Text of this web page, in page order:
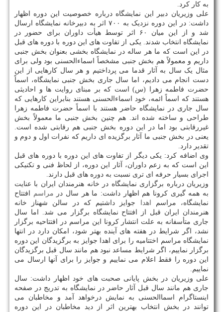
به کار کرد.
علی وزیریان دبیر این نمایشگاه درباره خصوصیت این دوره اظهار
داشت: در این دوره نزدیک به ۷۰۰ اثر به دبیرخانه نمایشگاه ارسال
شد و از این میان ۶۰ اثر توسط هیأت داوران برای حضور در
نمایشگاه انتخاب شدند. یکی از تفاوت های این دوره با دوره های قبل
در این است که ما هر ساله در نمایشگاه بخشی بعنوان بخش جنبی
داریم و معمولاً هم بخش جنبی مشخصاً اسماءالحسنی بود ولی برای
مثال یک سال به آثار قدما می پرداختیم و هر سال کارهایی از این
دست انجام می دادیم، اما سال جاری بخش جنبی نمایشگاه، اسماً
حضرت فاطمه زهرا (س) است که بر مبنای روایت ها و احادیثی
هستند که اسماً ائمه، خود اسماءالحسنی هستند بنابراین کارهایی که
سال جاری در نمایشگاه حاضر هستند با اسماً حضرت فاطمه زهرا
طراحی و ساخته شده اند. هم چنین بخش جنبی ما معمولاً بخش
غیررقابتی بود اما در این دوره بخش جنبی هم رقابتی شده است.
یعنی در بخش جنبی ما آثار برگزیده ای داریم که نفرات اول و دوم و
تقدیر دارد.
وی اضافه کرد: یکی دیگر از تفاوت های این دوره با دوره های قبل
این است که به زعم داوران، آثار این دوره، از لحاظ فنی و تکنیکی
اجرای بسیار حرفه ای تری نسبت به دوره های قبل دارند.
وزیریان درباره برگزاری نمایشگاه در خانه هنرمندان ایران با عنایت
به همه گیری کرونا هم اظهار داشت: ما هر سال در مراسم افتتاح
نمایشگاه، مراسم
اهدا
جوایز داشتیم که در سالن شهناز خانه
هنرمندان ایران قبل از افتتاح نمایشگاه برگزار می شد. اما سال
جاری متأسفانه به علت انتشار کرونا این مراسم در افتتاحیه برگزار
نشد، اگر شرایط در هفته های آینده بهتر شود، امکان دارد در انتها
نمایشگاه مراسم اختتامیه را برای اهدا جوایز به برگزیدگان این دوره
برگزار نماییم، اگر شرایط مساعد نبود هم مانند سال قبل برگزیدگان
این دوره را فقط اعلام می نماییم و جوایز را برای آنها ارسال می
نماییم.
علی وزیریان در بخش پایانی صحبت های خود اظهار داشت: سال
جاری هم مانند سال قبل آثار حاضر در نمایشگاه به تدریج در صفحه
اینستاگرام اسماالحسنی به نمایش درخواهد آمد و مخاطبان می
توانند در بخش انتخاب بهترین اثر از دید مخاطبان در این دوره